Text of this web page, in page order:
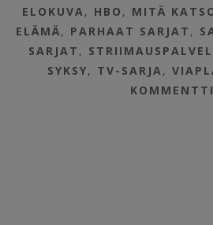
ELOKUVA, HBO , MITÄ
ELÄMÄ, PARHAAT SARJAT ,
SARJAT ,
SYKSY, TV-SARJA,